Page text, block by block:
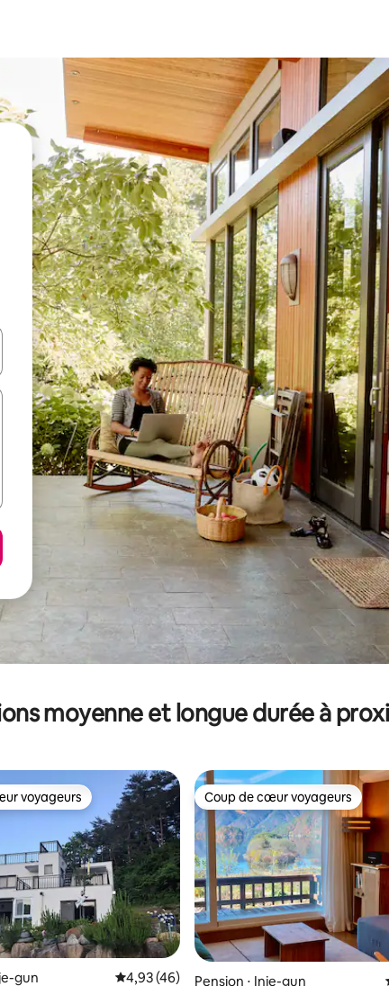
le haut et vers le bas pour les parcourir ou en appuyant et en
moyenne et longue durée à
base de 14 commentaires : 4,93 sur 5
voyageurs
voyageurs
gun Évaluation moyenne sur la base de 46
4,93 (46)
Coup de cœur voyageurs
Coup de cœur voyageurs
Pension ⋅ Inje-gun